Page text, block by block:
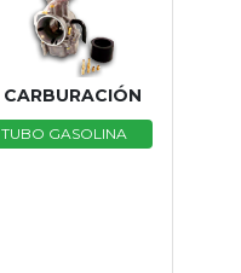
CARBURACIÓN
TUBO GASOLINA